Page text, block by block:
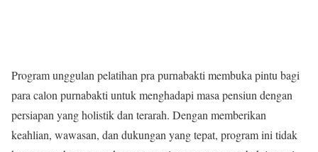
Program unggulan pelatihan pra purnabakti membuka pintu bagi
para calon purnabakti untuk menghadapi masa pensiun dengan
persiapan yang holistik dan terarah. Dengan memberikan
keahlian, wawasan, dan dukungan yang tepat, program ini tidak